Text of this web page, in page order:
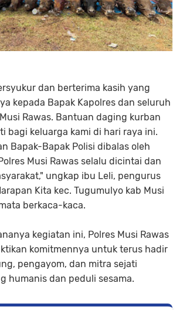
dan berterima kasih yang
kepada Bapak Kapolres dan seluruh
Rawas. Bantuan daging kurban
bagi keluarga kami di hari raya ini.
Bapak-Bapak Polisi dibalas oleh
Musi Rawas selalu dicintai dan
ungkap ibu Leli, pengurus
Kita kec. Tugumulyo kab Musi
berkaca-kaca.
kegiatan ini, Polres Musi Rawas
komitmennya untuk terus hadir
pengayom, dan mitra sejati
humanis dan peduli sesama.